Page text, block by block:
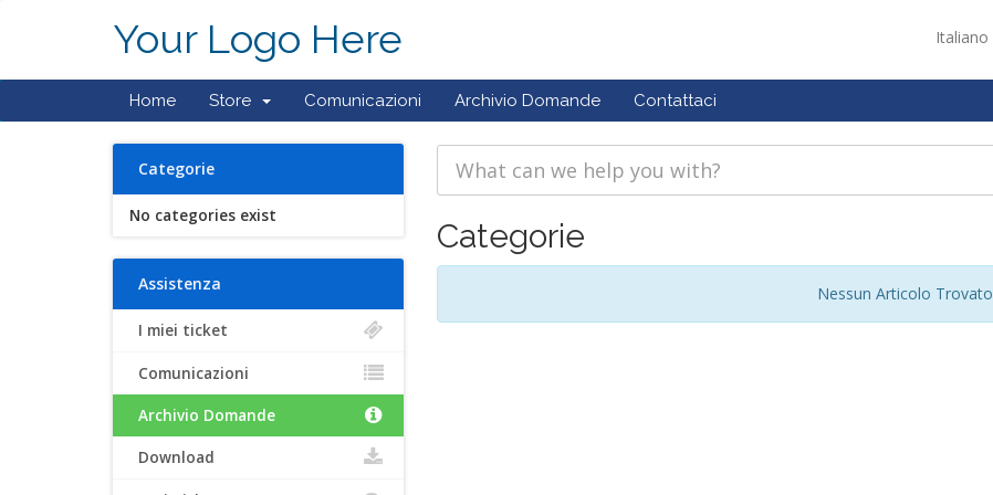
Italiano
Your Logo Here
Home Store Comunicazioni Archivio Domande Contattaci
Categorie
No categories exist
Assistenza
I miei ticket
Comunicazioni
Archivio Domande
Download
Categorie
Nessun Articolo Trovato